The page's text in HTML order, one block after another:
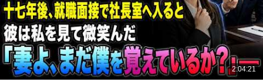
2:04:21